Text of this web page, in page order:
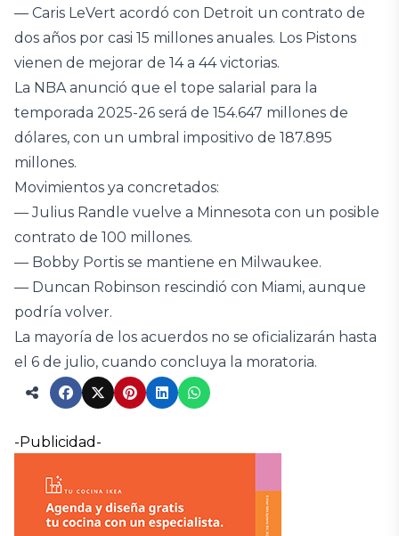
— Caris LeVert acordó con Detroit un contrato de
dos años por casi 15 millones anuales. Los Pistons
vienen de mejorar de 14 a 44 victorias.
La NBA anunció que el tope salarial para la
temporada 2025-26 será de 154.647 millones de
dólares, con un umbral impositivo de 187.895
millones.
Movimientos ya concretados:
— Julius Randle vuelve a Minnesota con un posible
contrato de 100 millones.
— Bobby Portis se mantiene en Milwaukee.
— Duncan Robinson rescindió con Miami, aunque
podría volver.
La mayoría de los acuerdos no se oficializarán hasta
el 6 de julio, cuando concluya la moratoria.
-Publicidad-